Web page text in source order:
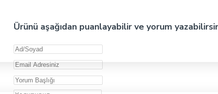
Ürünü aşağıdan puanlayabilir ve yorum